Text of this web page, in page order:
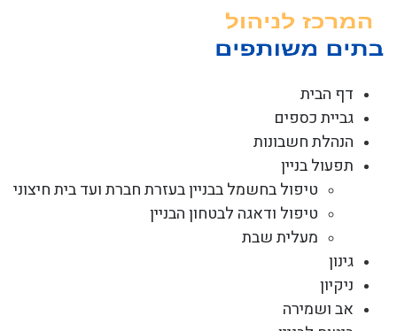
דף הבית
גביית כספים
הנהלת חשבונות
תפעול בניין
טיפול בחשמל בבניין בעזרת חברת ועד בית חיצוני
טיפול ודאגה לבטחון הבניין
מעלית שבת
גינון
ניקיון
אב ושמירה